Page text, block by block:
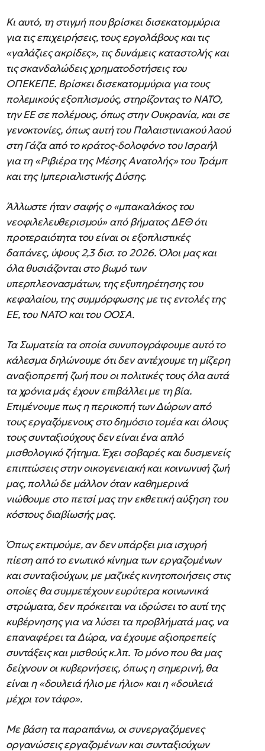
Κι αυτό, τη στιγμή που βρίσκει δισεκατομμύρια
για τις επιχειρήσεις, τους εργολάβους και τις
«γαλάζιες ακρίδες», τις δυνάμεις καταστολής και
τις σκανδαλώδεις χρηματοδοτήσεις του
ΟΠΕΚΕΠΕ. Βρίσκει δισεκατομμύρια για τους
πολεμικούς εξοπλισμούς, στηρίζοντας το ΝΑΤΟ,
την ΕΕ σε πολέμους, όπως στην Ουκρανία, και σε
γενοκτονίες, όπως αυτή του Παλαιστινιακού λαού
στη Γάζα από το κράτος-δολοφόνο του Ισραήλ
για τη «Ριβιέρα της Μέσης Ανατολής» του Τράμπ
και της Ιμπεριαλιστικής Δύσης.
Άλλωστε ήταν σαφής ο «μπακαλάκος του
νεοφιλελευθερισμού» από βήματος ΔΕΘ ότι
προτεραιότητα του είναι οι εξοπλιστικές
δαπάνες, ύψους 2,3 δισ. το 2026. Όλοι μας και
όλα θυσιάζονται στο βωμό των
υπερπλεονασμάτων, της εξυπηρέτησης του
κεφαλαίου, της συμμόρφωσης με τις εντολές της
ΕΕ, του ΝΑΤΟ και του ΟΟΣΑ.
Τα Σωματεία τα οποία συνυπογράφουμε αυτό το
κάλεσμα δηλώνουμε ότι δεν αντέχουμε τη μίζερη
αναξιοπρεπή ζωή που οι πολιτικές τους όλα αυτά
τα χρόνια μάς έχουν επιβάλλει με τη βία.
Επιμένουμε πως η περικοπή των Δώρων από
τους εργαζόμενους στο δημόσιο τομέα και όλους
τους συνταξιούχους δεν είναι ένα απλό
μισθολογικό ζήτημα. Έχει σοβαρές και δυσμενείς
επιπτώσεις στην οικογενειακή και κοινωνική ζωή
μας, πολλώ δε μάλλον όταν καθημερινά
νιώθουμε στο πετσί μας την εκθετική αύξηση του
κόστους διαβίωσής μας.
Όπως εκτιμούμε, αν δεν υπάρξει μια ισχυρή
πίεση από το ενωτικό κίνημα των εργαζομένων
και συνταξιούχων, με μαζικές κινητοποιήσεις στις
οποίες θα συμμετέχουν ευρύτερα κοινωνικά
στρώματα, δεν πρόκειται να ιδρώσει το αυτί της
κυβέρνησης για να λύσει τα προβλήματά μας, να
επαναφέρει τα Δώρα, να έχουμε αξιοπρεπείς
συντάξεις και μισθούς κ.λπ. Το μόνο που θα μας
δείχνουν οι κυβερνήσεις, όπως η σημερινή, θα
είναι η «δουλειά ήλιο με ήλιο» και η «δουλειά
μέχρι τον τάφο».
Με βάση τα παραπάνω, οι συνεργαζόμενες
οργανώσεις εργαζομένων και συνταξιούχων